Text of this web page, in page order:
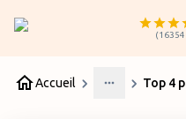
(16354
Accueil
More